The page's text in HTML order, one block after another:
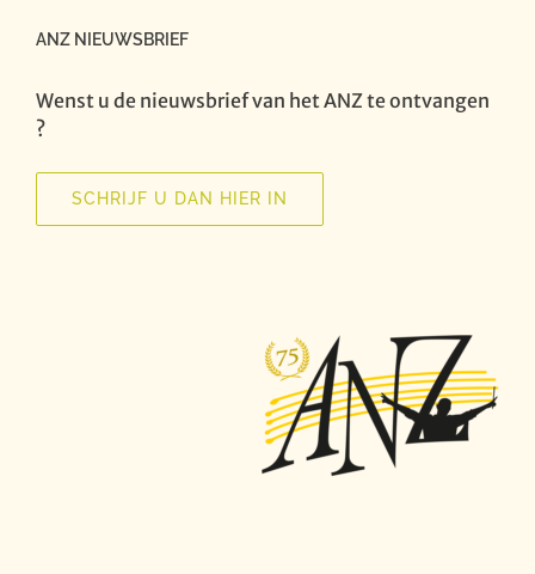
ANZ NIEUWSBRIEF
Wenst u de nieuwsbrief van het ANZ te ontvangen
?
SCHRIJF U DAN HIER IN